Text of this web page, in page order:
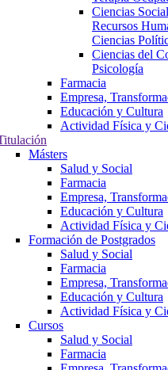
Ciencias
Recursos
Ciencias
Ciencias del
Psicología
Farmacia
Empresa,
Educación y Cultura
Actividad Física y
Másters
Salud y Social
Farmacia
Empresa,
Educación y Cultura
Actividad Física y
Formación de Postgrados
Salud y Social
Farmacia
Empresa,
Educación y Cultura
Actividad Física y
Cursos
Salud y Social
Farmacia